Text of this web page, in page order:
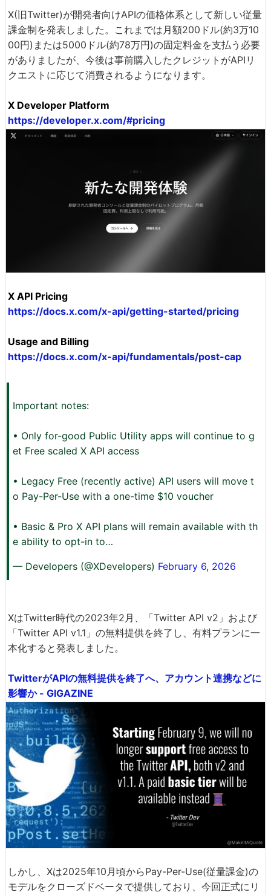
X(旧Twitter)が開発者向けAPIの価格体系として新しい従量
課金制を発表しました。これまでは月額200ドル(約3万10
00円)または5000ドル(約78万円)の固定料金を支払う必要
がありましたが、今後は事前購入したクレジットがAPIリ
クエストに応じて消費されるようになります。
X Developer Platform
https://developer.x.com/#pricing
X API Pricing
https://docs.x.com/x-api/getting-started/pricing
Usage and Billing
https://docs.x.com/x-api/fundamentals/post-cap
Important notes:
• Only for-good Public Utility apps will continue to g
et Free scaled X API access
• Legacy Free (recently active) API users will move t
o Pay-Per-Use with a one-time $10 voucher
• Basic & Pro X API plans will remain available with th
e ability to opt-in to…
— Developers (@XDevelopers) February 6, 2026
XはTwitter時代の2023年2月、「Twitter API v2」および
「Twitter API v1.1」の無料提供を終了し、有料プランに一
本化すると発表しました。
TwitterがAPIの無料提供を終了へ、アカウント連携などに
影響か - GIGAZINE
しかし、Xは2025年10月頃からPay-Per-Use(従量課金)の
モデルをクローズドベータで提供しており、今回正式にリ